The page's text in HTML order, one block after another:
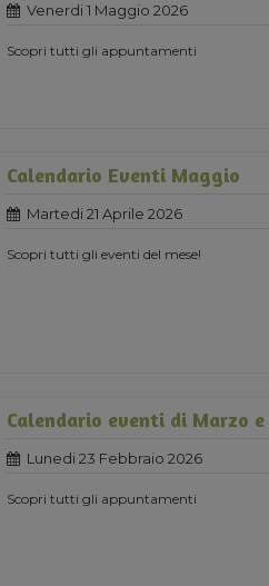
Venerdi 1 Maggio 2026
Scopri tutti gli appuntamenti
Calendario Eventi Maggio
Martedi 21 Aprile 2026
Scopri tutti gli eventi del mese!
Calendario eventi di Marzo
Lunedi 23 Febbraio 2026
Scopri tutti gli appuntamenti